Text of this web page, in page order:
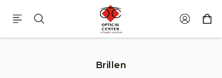
Brillen Herren Rechteckig
Brillen